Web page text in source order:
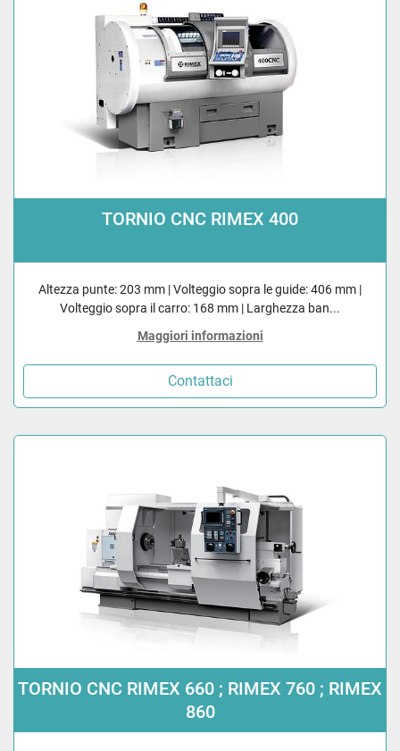
TORNIO CNC RIMEX 400
Altezza punte: 203 mm | Volteggio sopra le guide: 406 mm |
Volteggio sopra il carro: 168 mm | Larghezza ban...
Maggiori informazioni
Contattaci
TORNIO CNC RIMEX 660 ; RIMEX 760 ; RIMEX
860